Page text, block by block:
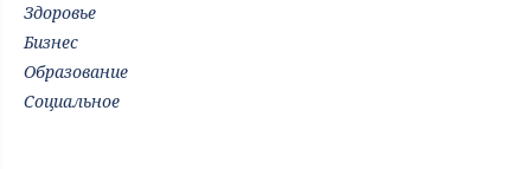
Здоровье
Бизнес
Образование
Социальное